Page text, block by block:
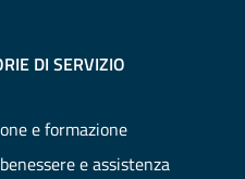
DI SERVIZIO
e formazione
e assistenza